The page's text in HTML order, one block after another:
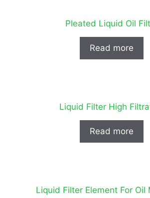
Pleated Liquid Oil
Read more
Liquid Filter High
Read more
Liquid Filter Element For Oil